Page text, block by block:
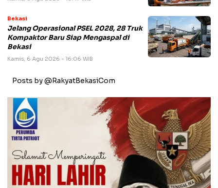
Bekasi
Jelang Operasional PSEL 2028, 28 Truk
Kompaktor Baru Siap Mengaspal di
Bekasi
Kamis, 6 Agu 2026 - 16:06 WIB
Posts by @RakyatBekasiCom